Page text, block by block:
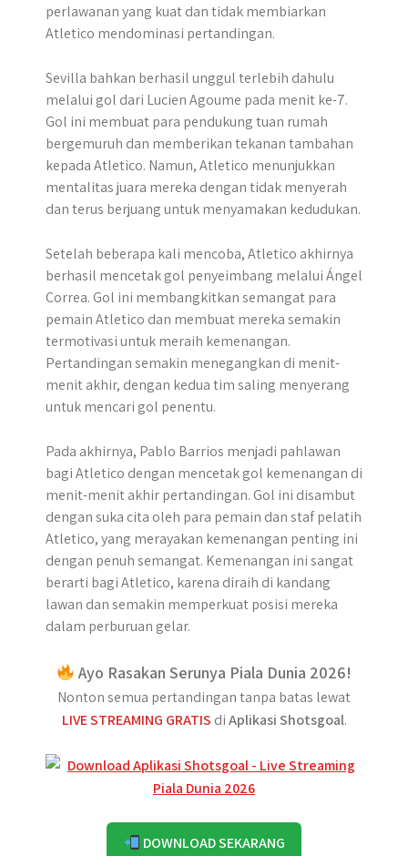
perlawanan yang kuat dan tidak membiarkan
Atletico mendominasi pertandingan.
Sevilla bahkan berhasil unggul terlebih dahulu
melalui gol dari Lucien Agoume pada menit ke-7.
Gol ini membuat para pendukung tuan rumah
bergemuruh dan memberikan tekanan tambahan
kepada Atletico. Namun, Atletico menunjukkan
mentalitas juara mereka dengan tidak menyerah
dan terus berjuang untuk menyamakan kedudukan.
Setelah beberapa kali mencoba, Atletico akhirnya
berhasil mencetak gol penyeimbang melalui Ángel
Correa. Gol ini membangkitkan semangat para
pemain Atletico dan membuat mereka semakin
termotivasi untuk meraih kemenangan.
Pertandingan semakin menegangkan di menit-
menit akhir, dengan kedua tim saling menyerang
untuk mencari gol penentu.
Pada akhirnya, Pablo Barrios menjadi pahlawan
bagi Atletico dengan mencetak gol kemenangan di
menit-menit akhir pertandingan. Gol ini disambut
dengan suka cita oleh para pemain dan staf pelatih
Atletico, yang merayakan kemenangan penting ini
dengan penuh semangat. Kemenangan ini sangat
berarti bagi Atletico, karena diraih di kandang
lawan dan semakin memperkuat posisi mereka
dalam perburuan gelar.
Ayo Rasakan Serunya Piala Dunia 2026!
Nonton semua pertandingan tanpa batas lewat
LIVE STREAMING GRATIS diAplikasi Shotsgoal.
DOWNLOAD SEKARANG